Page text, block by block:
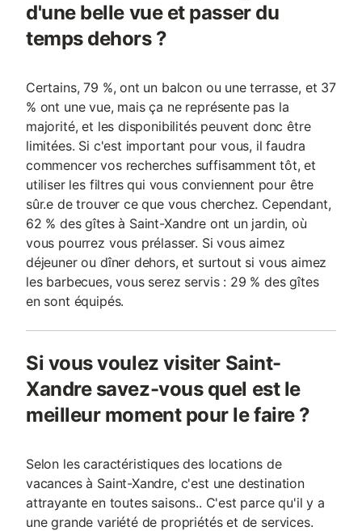
d'une belle vue et passer du
temps dehors ?
Certains, 79 %, ont un balcon ou une terrasse, et 37
% ont une vue, mais ça ne représente pas la
majorité, et les disponibilités peuvent donc être
limitées. Si c'est important pour vous, il faudra
commencer vos recherches suffisamment tôt, et
utiliser les filtres qui vous conviennent pour être
sûr.e de trouver ce que vous cherchez. Cependant,
62 % des gîtes à Saint-Xandre ont un jardin, où
vous pourrez vous prélasser. Si vous aimez
déjeuner ou dîner dehors, et surtout si vous aimez
les barbecues, vous serez servis : 29 % des gîtes
en sont équipés.
Si vous voulez visiter Saint-
Xandre savez-vous quel est le
meilleur moment pour le faire ?
Selon les caractéristiques des locations de
vacances à Saint-Xandre, c'est une destination
attrayante en toutes saisons.. C'est parce qu'il y a
une grande variété de propriétés et de services.